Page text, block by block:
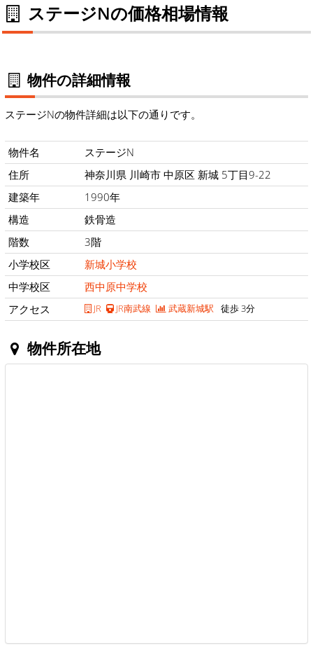
ステージNの価格相場情報
物件の詳細情報
ステージNの物件詳細は以下の通りです。
物件名
ステージN
住所
神奈川県 川崎市 中原区 新城 5丁目9-22
建築年
1990年
構造
鉄骨造
階数
3階
小学校区
新城小学校
中学校区
西中原中学校
アクセス
JR JR南武線 武蔵新城駅 徒歩 3分
物件所在地